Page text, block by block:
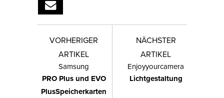
VORHERIGER
ARTIKEL
Samsung
PRO Plus und EVO
PlusSpeicherkarten
NÄCHSTER
ARTIKEL
Enjoyyourcamera
Lichtgestaltung